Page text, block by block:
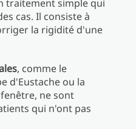
traitement simple qui
cas. Il consiste à
la rigidité d'une
, comme le
d'Eustache ou la
ne sont
qui n'ont pas